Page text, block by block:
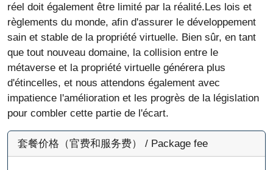
réel doit également être limité par la réalité.Les lois et
règlements du monde, afin d'assurer le développement
sain et stable de la propriété virtuelle. Bien sûr, en tant
que tout nouveau domaine, la collision entre le
métaverse et la propriété virtuelle générera plus
d'étincelles, et nous attendons également avec
impatience l'amélioration et les progrès de la législation
pour combler cette partie de l'écart.
套餐价格（官费和服务费） / Package fee